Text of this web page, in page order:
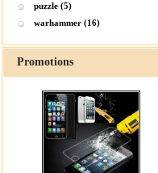
puzzle (5)
warhammer (16)
Promotions